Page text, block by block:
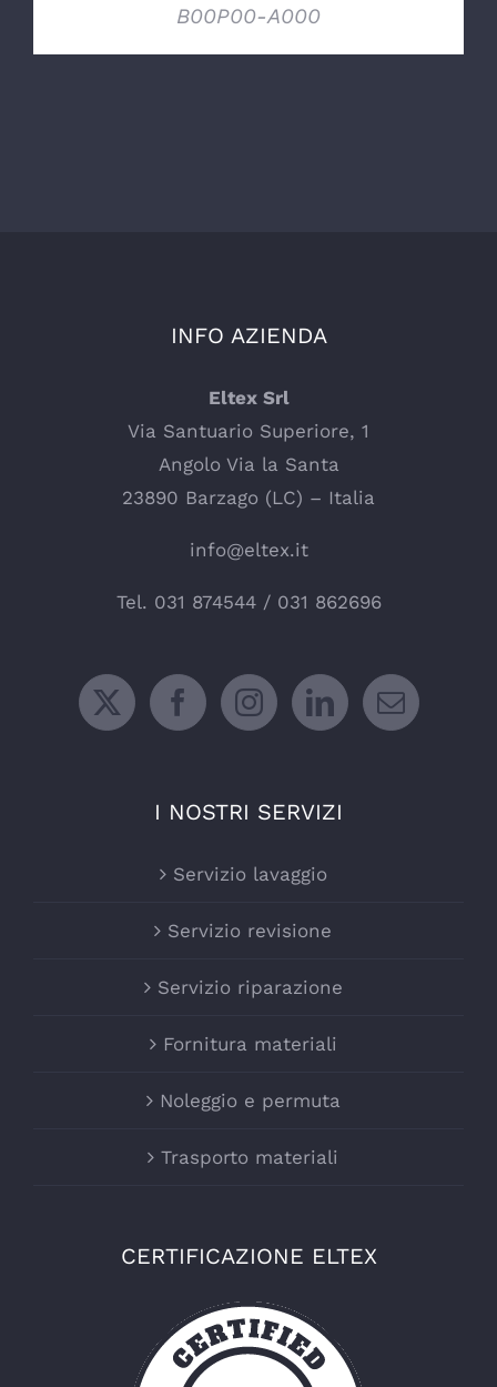
B00P00-A000
INFO AZIENDA
Eltex Srl
Via Santuario Superiore, 1
Angolo Via la Santa
23890 Barzago (LC) – Italia
info@eltex.it
Tel. 031 874544/ 031 862696
I NOSTRI SERVIZI
Servizio lavaggio
Servizio revisione
Servizio riparazione
Fornitura materiali
Noleggio e permuta
Trasporto materiali
CERTIFICAZIONE ELTEX